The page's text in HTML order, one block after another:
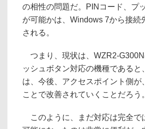
の相性の問題だ。PINコード、プ
が可能かは、Windows 7から接
される。
つまり、現状は、WZR2-
ッシュボタン対応の機種である
は、今後、アクセスポイント側
ことで改善されていくことだろう。
このように、まだ対応は完全で